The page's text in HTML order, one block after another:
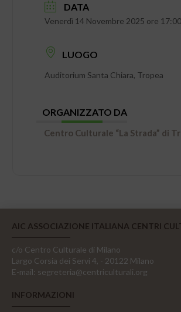
DATA
Venerdì 14 Novembre 2025 ore 17:00
LUOGO
Auditorium Santa Chiara, Tropea
ORGANIZZATO DA
Centro Culturale “La Strada” di
AIC ASSOCIAZIONE ITALIANA CENTRI
c/o Centro Culturale di Milano
Largo Corsia dei Servi 4, - 20122 Milano
E-mail: segreteria@centriculturali.org
INFORMAZIONI